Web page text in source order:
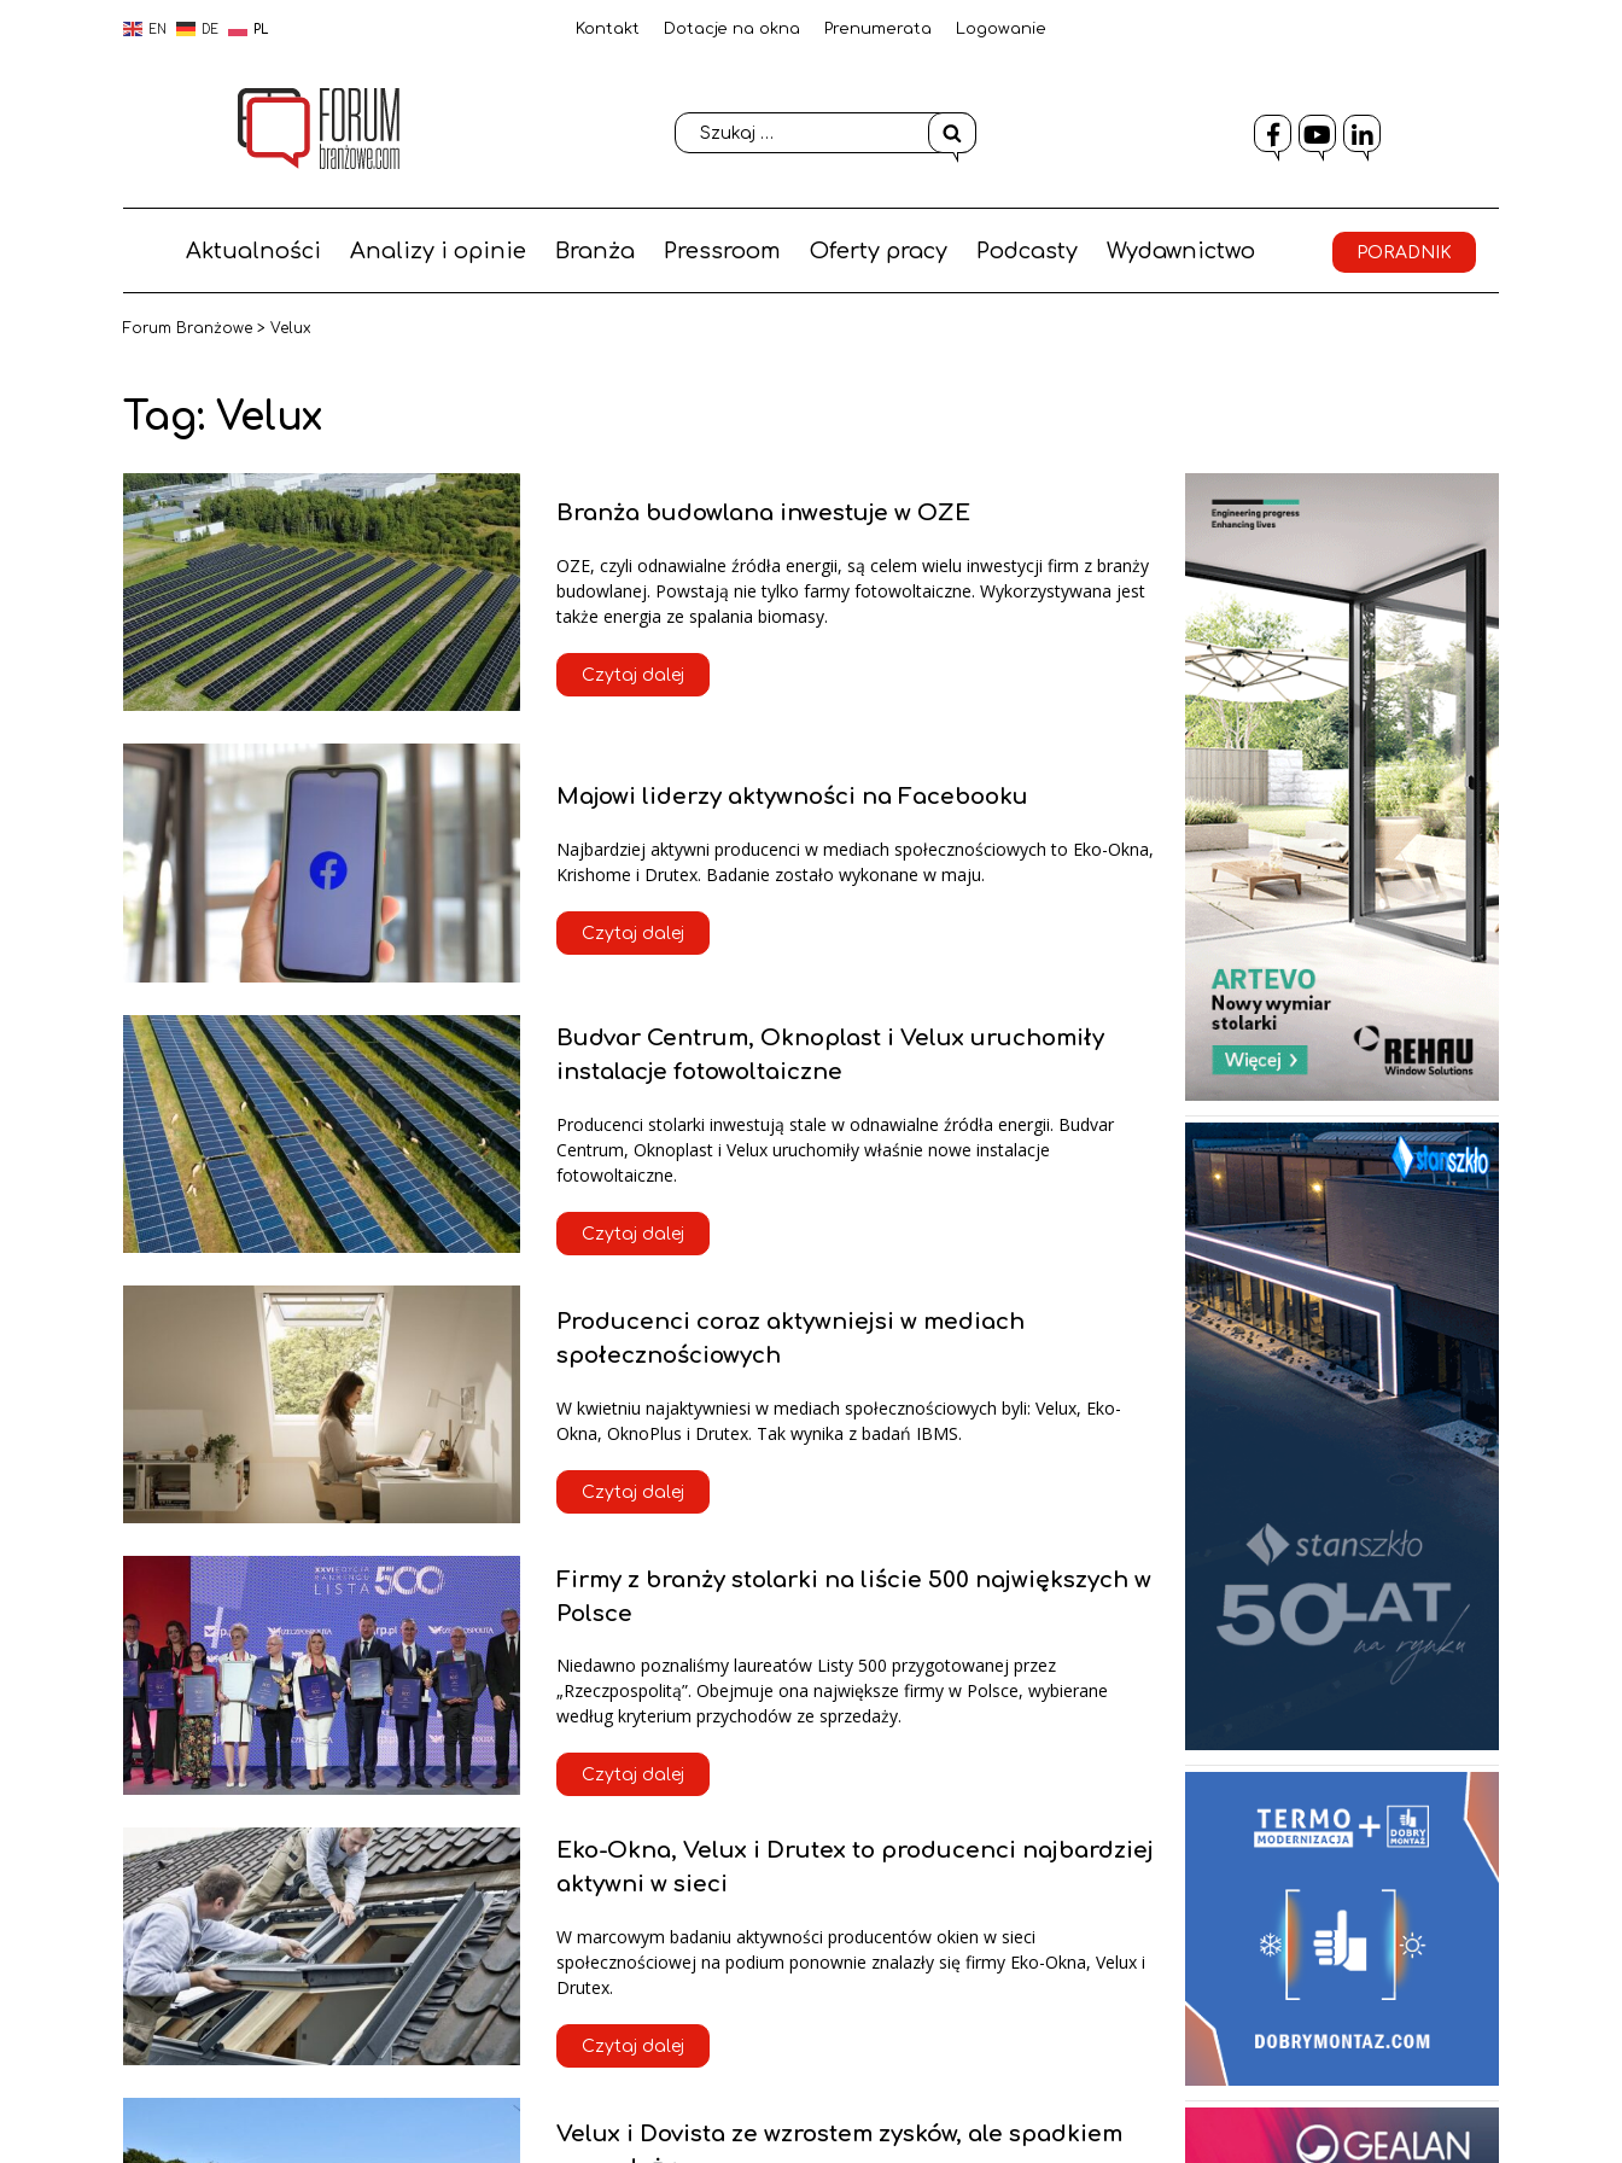
EN DE PL Kontakt Dotacje na okna Prenumerata Logowanie
Facebook
YouTube
LinkedIn
Aktualności Analizy i opinie Branża Pressroom Oferty pracy Podcasty Wydawnictwo PORADNIK
Forum Branżowe > Velux
Tag: Velux
Branża budowlana inwestuje w OZE
OZE, czyli odnawialne źródła energii, są celem wielu inwestycji firm z branży
budowlanej. Powstają nie tylko farmy fotowoltaiczne. Wykorzystywana jest
także energia ze spalania biomasy.
Czytaj dalej
Majowi liderzy aktywności na Facebooku
Najbardziej aktywni producenci w mediach społecznościowych to Eko-Okna,
Krishome i Drutex. Badanie zostało wykonane w maju.
Czytaj dalej
Budvar Centrum, Oknoplast i Velux uruchomiły
instalacje fotowoltaiczne
Producenci stolarki inwestują stale w odnawialne źródła energii. Budvar
Centrum, Oknoplast i Velux uruchomiły właśnie nowe instalacje
fotowoltaiczne.
Czytaj dalej
Producenci coraz aktywniejsi w mediach
społecznościowych
W kwietniu najaktywniesi w mediach społecznościowych byli: Velux, Eko-
Okna, OknoPlus i Drutex. Tak wynika z badań IBMS.
Czytaj dalej
Firmy z branży stolarki na liście 500 największych w
Polsce
Niedawno poznaliśmy laureatów Listy 500 przygotowanej przez
„Rzeczpospolitą”. Obejmuje ona największe firmy w Polsce, wybierane
według kryterium przychodów ze sprzedaży.
Czytaj dalej
Eko-Okna, Velux i Drutex to producenci najbardziej
aktywni w sieci
W marcowym badaniu aktywności producentów okien w sieci
społecznościowej na podium ponownie znalazły się firmy Eko-Okna, Velux i
Drutex.
Czytaj dalej
Velux i Dovista ze wzrostem zysków, ale spadkiem